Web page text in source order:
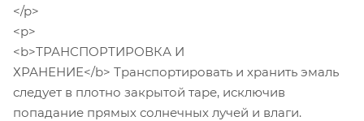
</p>
<p>
<b>ТРАНСПОРТИРОВКА И
ХРАНЕНИЕ</b> Транспортировать и хранить эмаль
следует в плотно закрытой таре, исключив
попадание прямых солнечных лучей и влаги.